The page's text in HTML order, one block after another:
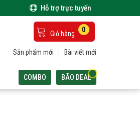
Hỗ trợ trực tuyến
Giỏ hàng 0
Sản phẩm mới Bài viết mới
COMBO BÃO DEAL